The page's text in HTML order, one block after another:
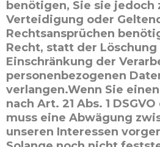
benötigen, Sie sie jedoch
Verteidigung oder
Rechtsansprüchen
Recht, statt der Löschung
Einschränkung der
personenbezogenen
verlangen.Wenn Sie
nach Art. 21 Abs. 1
muss eine Abwägung
unseren Interessen